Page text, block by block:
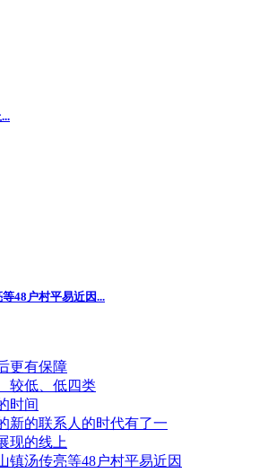
48户村平易近因...
更有保障
较低、低四类
时间
新的联系人的时代有了一
现的线上
镇汤传亮等48户村平易近因